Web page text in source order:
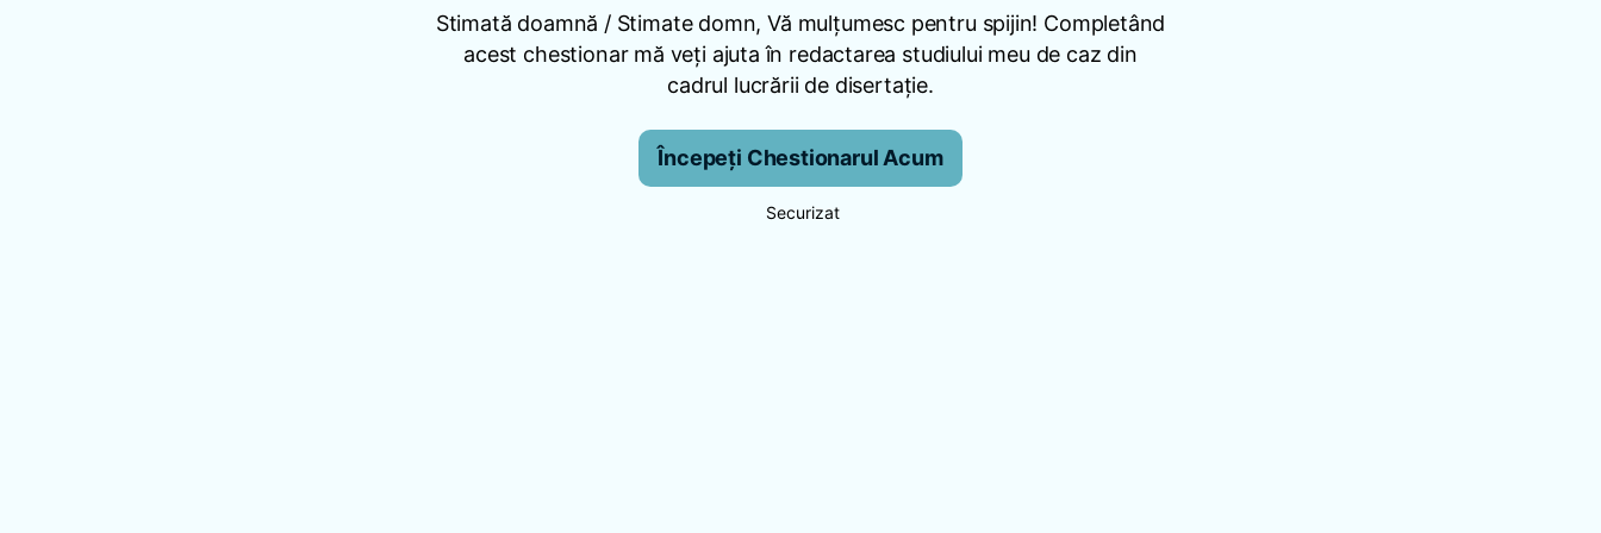
Stimată doamnă / Stimate domn, Vă mulțumesc pentru spijin! Completând
acest chestionar mă veți ajuta în redactarea studiului meu de caz din
cadrul lucrării de disertație.
Începeți Chestionarul Acum
Securizat